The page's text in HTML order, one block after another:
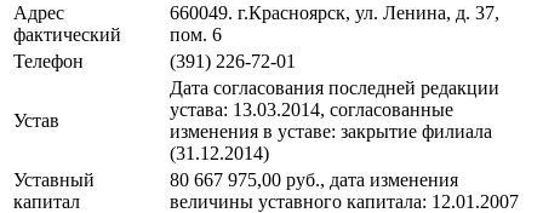
Адрес
фактический
660049. г.Красноярск, ул. Ленина, д. 37,
пом. 6
Телефон
(391) 226-72-01
Устав
Дата согласования последней редакции
устава: 13.03.2014, cогласованные
изменения в уставe: закрытие филиала
(31.12.2014)
Уставный
капитал
80 667 975,00 руб., дата изменения
величины уставного капитала: 12.01.2007